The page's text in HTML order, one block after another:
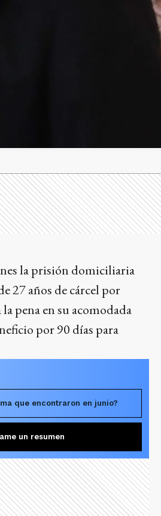
la prisión domiciliaria
27 años de cárcel por
pena en su acomodada
por 90 días para
que encontraron en junio?
un resumen